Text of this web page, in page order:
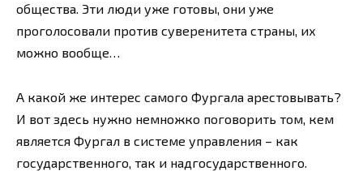
общества. Эти люди уже готовы, они уже
проголосовали против суверенитета страны, их
можно вообще…
А какой же интерес самого Фургала арестовывать?
И вот здесь нужно немножко поговорить том, кем
является Фургал в системе управления – как
государственного, так и надгосударственного.